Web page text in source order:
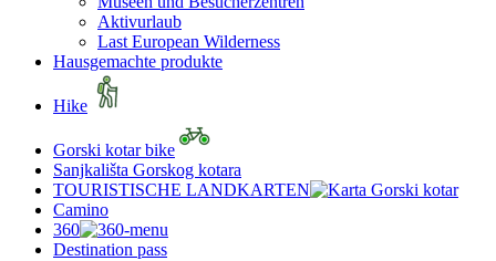
Aktivurlaub
Last European Wilderness
Hausgemachte produkte
Hike
Gorski kotar bike
Sanjkališta Gorskog kotara
TOURISTISCHE LANDKARTEN
Camino
360
Destination pass